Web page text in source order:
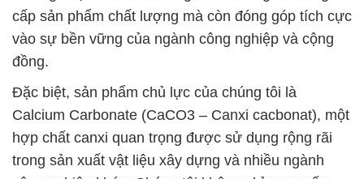
cấp sản phẩm chất lượng mà còn đóng góp tích cực
vào sự bền vững của ngành công nghiệp và cộng
đồng.
Đặc biệt, sản phẩm chủ lực của chúng tôi là
Calcium Carbonate (CaCO3 – Canxi cacbonat), một
hợp chất canxi quan trọng được sử dụng rộng rãi
trong sản xuất vật liệu xây dựng và nhiều ngành